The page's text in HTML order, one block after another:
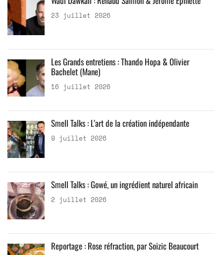
23 juillet 2026
Les Grands entretiens : Thando Hopa & Olivier
Bachelet (Mane)
16 juillet 2026
Smell Talks : L’art de la création indépendante
9 juillet 2026
Smell Talks : Gowé, un ingrédient naturel africain
2 juillet 2026
Reportage : Rose réfraction, par Soizic Beaucourt